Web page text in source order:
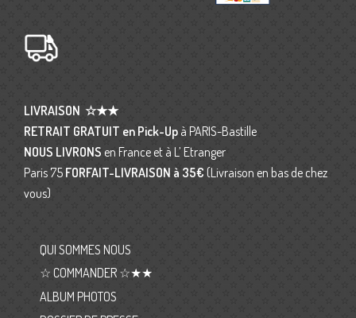
LIVRAISON ☆★★
RETRAIT GRATUIT en Pick-Up à PARIS-Bastille
NOUS LIVRONS en France et à L’ Etranger
Paris 75 FORFAIT-LIVRAISON à 35€ (Livraison en bas de chez
vous)
QUI SOMMES NOUS
☆ COMMANDER ☆★★
ALBUM PHOTOS